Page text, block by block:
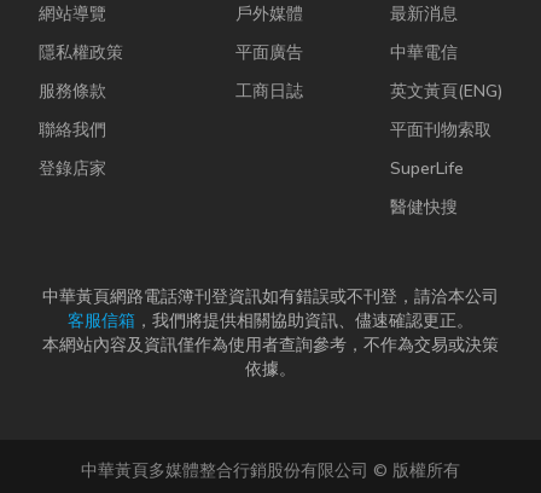
網站導覽
隱私權政策
服務條款
聯絡我們
登錄店家
戶外媒體
平面廣告
工商日誌
最新消息
中華電信
英文黃頁(ENG)
平面刊物索取
SuperLife
醫健快搜
中華黃頁網路電話簿刊登資訊如有錯誤或不刊登，請洽本公司
客服信箱 ，我們將提供相關協助資訊、儘速確認更正。
本網站內容及資訊僅作為使用者查詢參考，不作為交易或決策
依據。
中華黃頁多媒體整合行銷股份有限公司 © 版權所有